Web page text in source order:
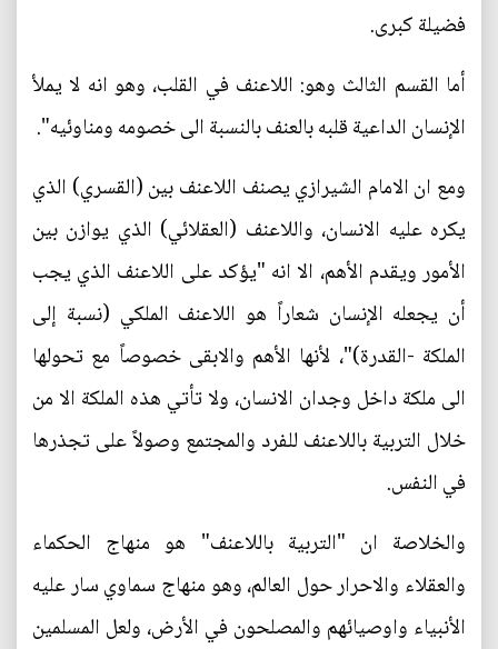
فضيلة كبرى.
أما القسم الثالث وهو: اللاعنف في القلب، وهو انه لا يملأ
الإنسان الداعية قلبه بالعنف بالنسبة الى خصومه ومناوئيه".
ومع ان الامام الشيرازي يصنف اللاعنف بين (القسري) الذي
يكره عليه الانسان، واللاعنف (العقلائي) الذي يوازن بين
الأمور ويقدم الأهم، الا انه "يؤكد على اللاعنف الذي يجب
أن يجعله الإنسان شعاراً هو اللاعنف الملكي (نسبة إلى
الملكة -القدرة)"، لأنها الأهم والابقى خصوصاً مع تحولها
الى ملكة داخل وجدان الانسان، ولا تأتي هذه الملكة الا من
خلال التربية باللاعنف للفرد والمجتمع وصولاً على تجذرها
في النفس.
والخلاصة ان "التربية باللاعنف" هو منهاج الحكماء
والعقلاء والاحرار حول العالم، وهو منهاج سماوي سار عليه
الأنبياء واوصيائهم والمصلحون في الأرض، ولعل المسلمين